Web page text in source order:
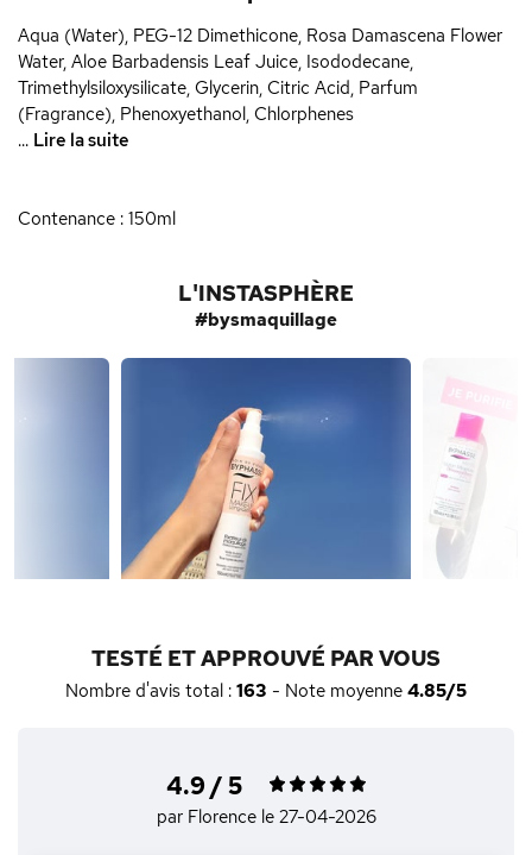
Aqua (Water), PEG-12 Dimethicone, Rosa Damascena Flower
Water, Aloe Barbadensis Leaf Juice, Isododecane,
Trimethylsiloxysilicate, Glycerin, Citric Acid, Parfum
(Fragrance), Phenoxyethanol, Chlorphenes
... Lire la suite
Contenance : 150ml
L'INSTASPHÈRE
#bysmaquillage
TESTÉ ET APPROUVÉ PAR VOUS
Nombre d'avis total : 163 - Note moyenne 4.85/5
4.9 / 5
par Florence le 27-04-2026